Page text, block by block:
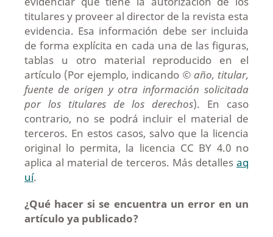
titulares y proveer al director de la revista esta
evidencia. Esa información debe ser incluida
de forma explícita en cada una de las figuras,
tablas u otro material reproducido en el
artículo (Por ejemplo, indicando © año, titular,
fuente de origen y otra información solicitada
por los titulares de los derechos). En caso
contrario, no se podrá incluir el material de
terceros. En estos casos, salvo que la licencia
original lo permita, la licencia CC BY 4.0 no
aplica al material de terceros. Más detallesaq
uí.
¿Qué hacer si se encuentra un error en un
artículo ya publicado?